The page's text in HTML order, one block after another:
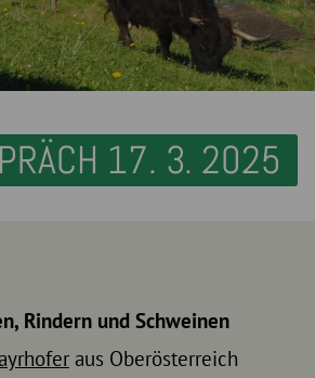
17. 3. 2025
Rindern und Schweinen
aus Oberösterreich